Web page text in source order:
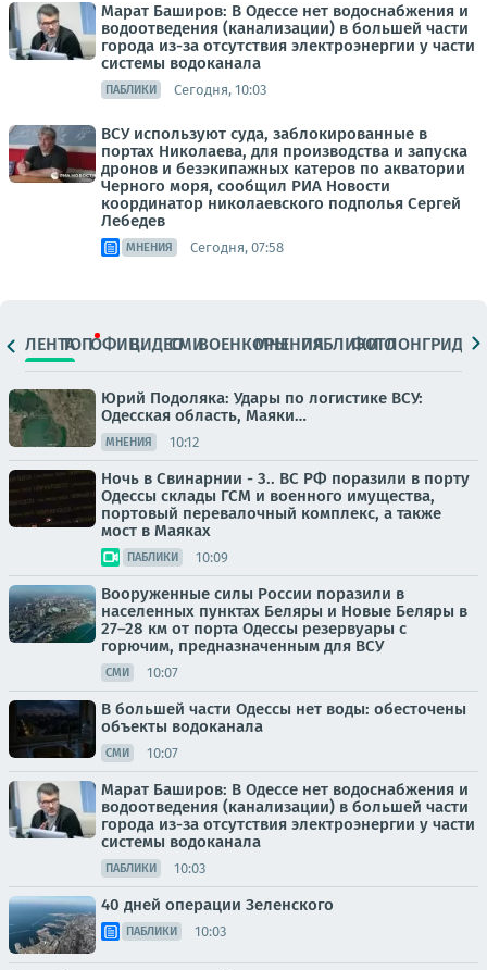
Марат Баширов: В Одессе нет водоснабжения и
водоотведения (канализации) в большей части
города из-за отсутствия электроэнергии у части
системы водоканала
ПАБЛИКИ Сегодня, 10:03
ВСУ используют суда, заблокированные в
портах Николаева, для производства и запуска
дронов и безэкипажных катеров по акватории
Черного моря, сообщил РИА Новости
координатор николаевского подполья Сергей
Лебедев
МНЕНИЯ Сегодня, 07:58
ЛЕНТАТОПОФИЦ.ВИДЕОСМИВОЕНКОРЫМНЕНИЯПАБЛИКИ
ФОТОЛОНГРИДЫ
Юрий Подоляка: Удары по логистике ВСУ:
Одесская область, Маяки…
МНЕНИЯ 10:12
Ночь в Свинарнии - 3.. ВС РФ поразили в порту
Одессы склады ГСМ и военного имущества,
портовый перевалочный комплекс, а также
мост в Маяках
ПАБЛИКИ 10:09
Вооруженные силы России поразили в
населенных пунктах Беляры и Новые Беляры в
27–28 км от порта Одессы резервуары с
горючим, предназначенным для ВСУ
СМИ 10:07
В большей части Одессы нет воды: обесточены
объекты водоканала
СМИ 10:07
Марат Баширов: В Одессе нет водоснабжения и
водоотведения (канализации) в большей части
города из-за отсутствия электроэнергии у части
системы водоканала
ПАБЛИКИ 10:03
40 дней операции Зеленского
ПАБЛИКИ 10:03